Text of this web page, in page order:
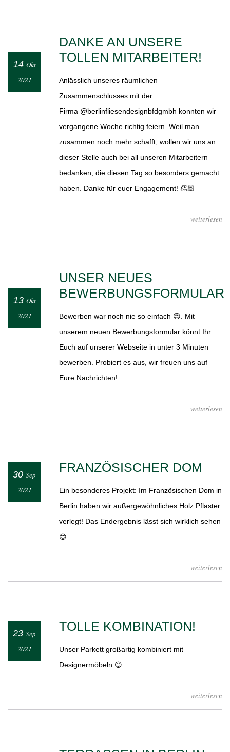
DANKE AN UNSERE
TOLLEN MITARBEITER!
14 Okt
2021
Anlässlich unseres räumlichen
Zusammenschlusses mit der
Firma @berlinfliesendesignbfdgmbh konnten wir
vergangene Woche richtig feiern. Weil man
zusammen noch mehr schafft, wollen wir uns an
dieser Stelle auch bei all unseren Mitarbeitern
bedanken, die diesen Tag so besonders gemacht
haben. Danke für euer Engagement! 👏🏻
weiterlesen
UNSER NEUES
BEWERBUNGSFORMULAR
13 Okt
2021
Bewerben war noch nie so einfach 😍. Mit
unserem neuen Bewerbungsformular könnt Ihr
Euch auf unserer Webseite in unter 3 Minuten
bewerben. Probiert es aus, wir freuen uns auf
Eure Nachrichten!
weiterlesen
FRANZÖSISCHER DOM
30 Sep
2021
Ein besonderes Projekt: Im Französischen Dom in
Berlin haben wir außergewöhnliches Holz Pflaster
verlegt! Das Endergebnis lässt sich wirklich sehen
😊
weiterlesen
TOLLE KOMBINATION!
23 Sep
2021
Unser Parkett großartig kombiniert mit
Designermöbeln 😊
weiterlesen